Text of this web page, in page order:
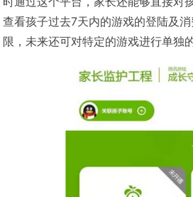
查看孩子过去7天内的游戏的登陆及
限，未来还可对特定的游戏进行单独的